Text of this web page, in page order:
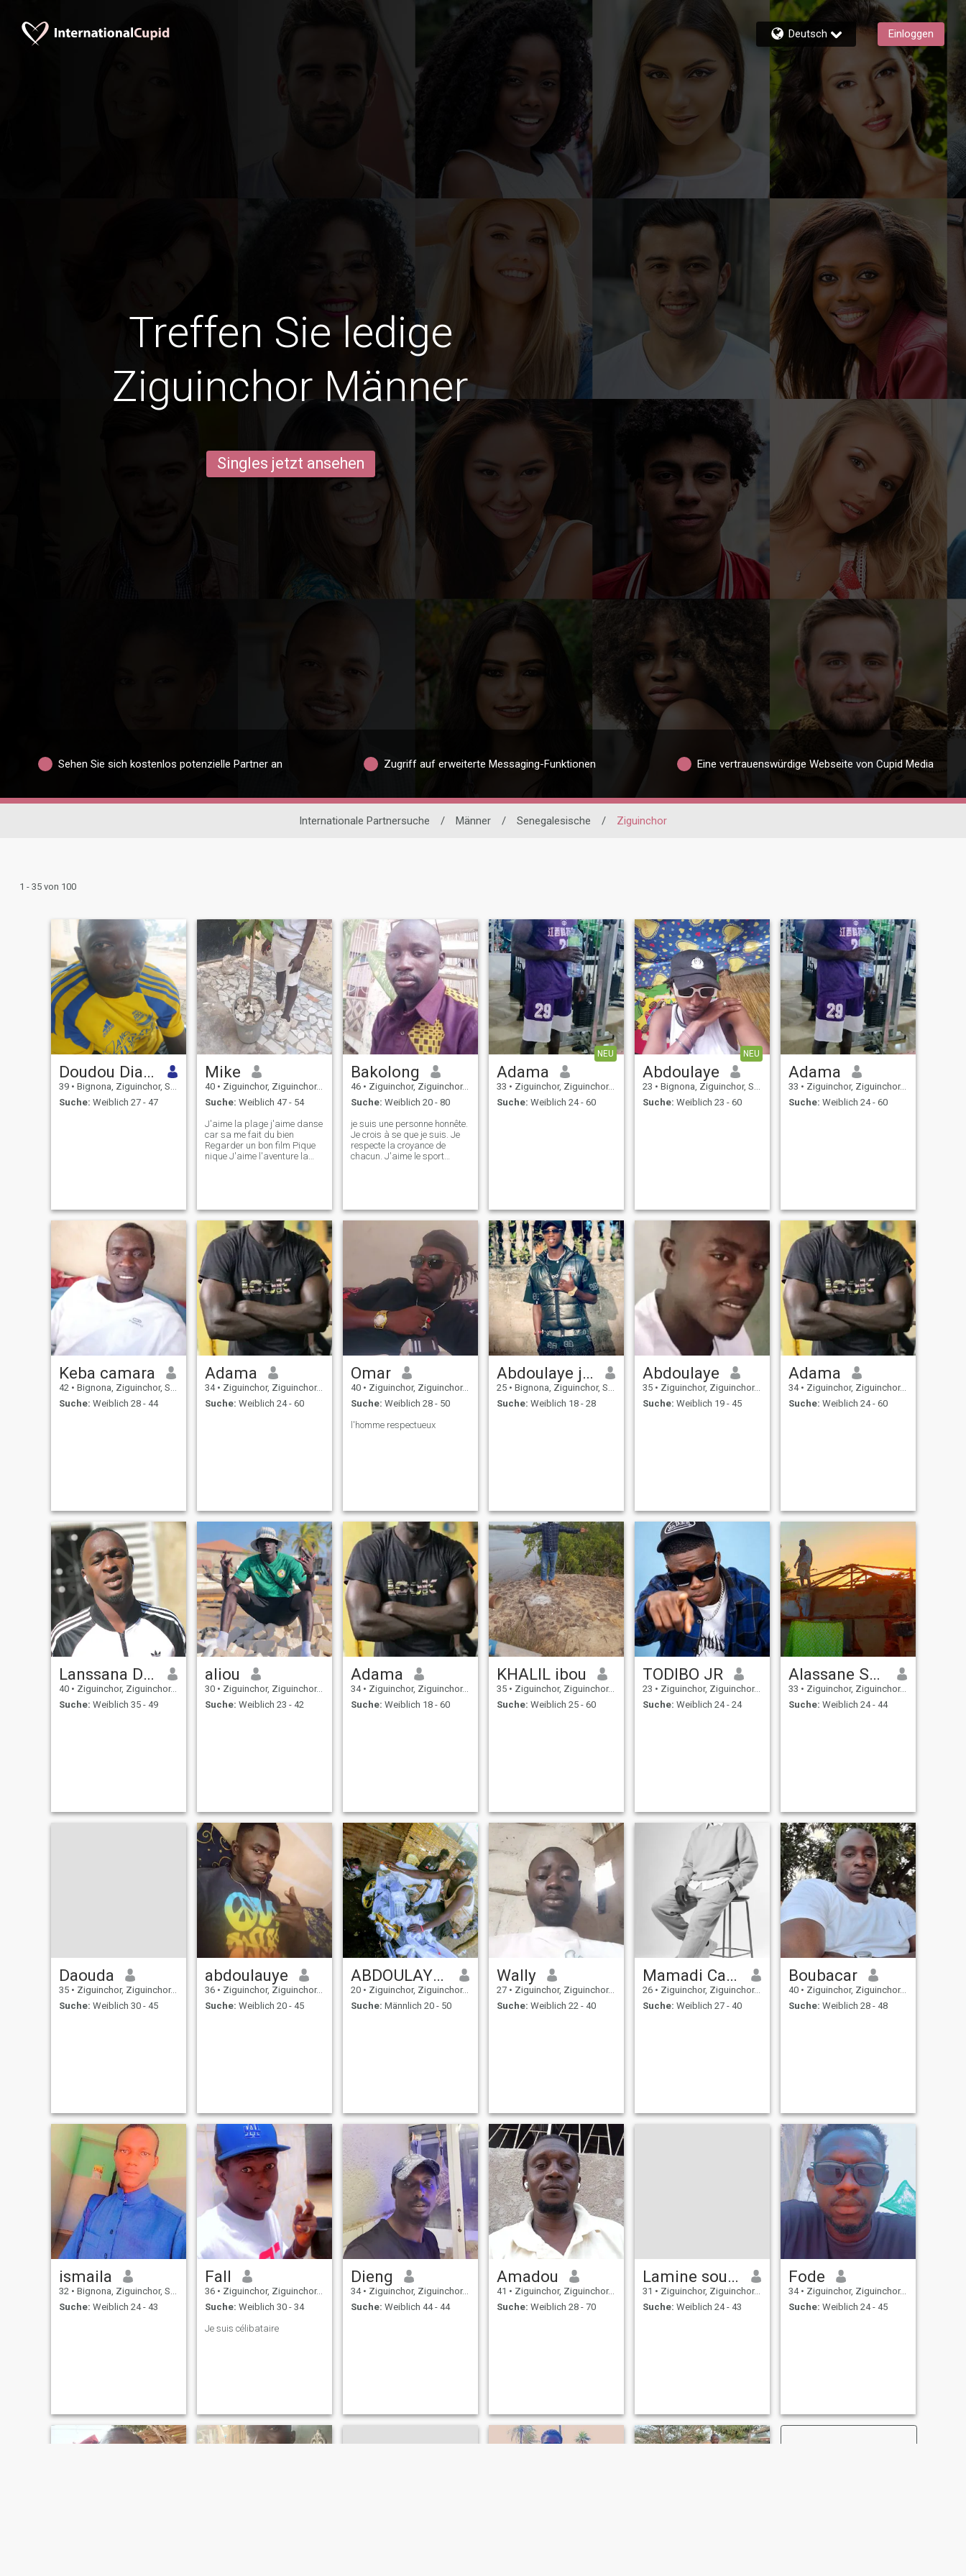
Deutsch Einloggen
Treffen Sie ledige
Ziguinchor Männer
Singles jetzt ansehen
Sehen Sie sich kostenlos potenzielle Partner an Zugriff auf erweiterte Messaging-Funktionen Eine vertrauenswürdige Webseite von Cupid Media
Internationale Partnersuche / Männer / Senegalesische / Ziguinchor
1 - 35 von 100
Doudou Diabian
39 • Bignona, Ziguinchor, Senegal
Suche: Weiblich 27 - 47
Mike
40 • Ziguinchor, Ziguinchor, Senegal
Suche: Weiblich 47 - 54
J'aime la plage j'aime danse
car sa me fait du bien
Regarder un bon film Pique
nique J'aime l'aventure la
travaux De bricolage J'aime
travai
Bakolong
46 • Ziguinchor, Ziguinchor, Senegal
Suche: Weiblich 20 - 80
je suis une personne honnête.
Je crois à se que je suis. Je
respecte la croyance de
chacun. J'aime le sport
jovial. J'accepte toute
personne qui trouve que
NEU
Adama
33 • Ziguinchor, Ziguinchor, Senegal
Suche: Weiblich 24 - 60
NEU
Abdoulaye
23 • Bignona, Ziguinchor, Senegal
Suche: Weiblich 23 - 60
Adama
33 • Ziguinchor, Ziguinchor, Senegal
Suche: Weiblich 24 - 60
Keba camara
42 • Bignona, Ziguinchor, Senegal
Suche: Weiblich 28 - 44
Adama
34 • Ziguinchor, Ziguinchor, Senegal
Suche: Weiblich 24 - 60
Omar
40 • Ziguinchor, Ziguinchor, Senegal
Suche: Weiblich 28 - 50
l'homme respectueux
Abdoulaye junior Badji
25 • Bignona, Ziguinchor, Senegal
Suche: Weiblich 18 - 28
Abdoulaye
35 • Ziguinchor, Ziguinchor, Senegal
Suche: Weiblich 19 - 45
Adama
34 • Ziguinchor, Ziguinchor, Senegal
Suche: Weiblich 24 - 60
Lanssana Diassy
40 • Ziguinchor, Ziguinchor, Senegal
Suche: Weiblich 35 - 49
aliou
30 • Ziguinchor, Ziguinchor, Senegal
Suche: Weiblich 23 - 42
Adama
34 • Ziguinchor, Ziguinchor, Senegal
Suche: Weiblich 18 - 60
KHALIL ibou
35 • Ziguinchor, Ziguinchor, Senegal
Suche: Weiblich 25 - 60
TODIBO JR
23 • Ziguinchor, Ziguinchor, Senegal
Suche: Weiblich 24 - 24
Alassane Sane
33 • Ziguinchor, Ziguinchor, Senegal
Suche: Weiblich 24 - 44
Daouda
35 • Ziguinchor, Ziguinchor, Senegal
Suche: Weiblich 30 - 45
abdoulauye
36 • Ziguinchor, Ziguinchor, Senegal
Suche: Weiblich 20 - 45
ABDOULAYE SEYDI
20 • Ziguinchor, Ziguinchor, Senegal
Suche: Männlich 20 - 50
Wally
27 • Ziguinchor, Ziguinchor, Senegal
Suche: Weiblich 22 - 40
Mamadi Camara
26 • Ziguinchor, Ziguinchor, Senegal
Suche: Weiblich 27 - 40
Boubacar
40 • Ziguinchor, Ziguinchor, Senegal
Suche: Weiblich 28 - 48
ismaila
32 • Bignona, Ziguinchor, Senegal
Suche: Weiblich 24 - 43
Fall
36 • Ziguinchor, Ziguinchor, Senegal
Suche: Weiblich 30 - 34
Je suis célibataire
Dieng
34 • Ziguinchor, Ziguinchor, Senegal
Suche: Weiblich 44 - 44
Amadou
41 • Ziguinchor, Ziguinchor, Senegal
Suche: Weiblich 28 - 70
Lamine souane
31 • Ziguinchor, Ziguinchor, Senegal
Suche: Weiblich 24 - 43
Fode
34 • Ziguinchor, Ziguinchor, Senegal
Suche: Weiblich 24 - 45